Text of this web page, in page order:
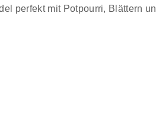
perfekt mit Potpourri, Blättern